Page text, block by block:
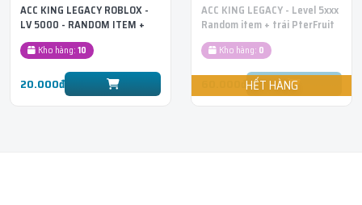
ACC KING LEGACY ROBLOX -
LV 5000 - RANDOM ITEM +
SWORD
Kho hàng:10
20.000đ
ACC KING LEGACY - Level 5xxx
Random item + trái PterFruit
Kho hàng: 0
60.000đ